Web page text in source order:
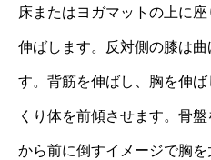
床またはヨガマットの上に
伸ばします。反対側の膝は
す。背筋を伸ばし、胸を伸
くり体を前傾させます。骨
から前に倒すイメージで胸